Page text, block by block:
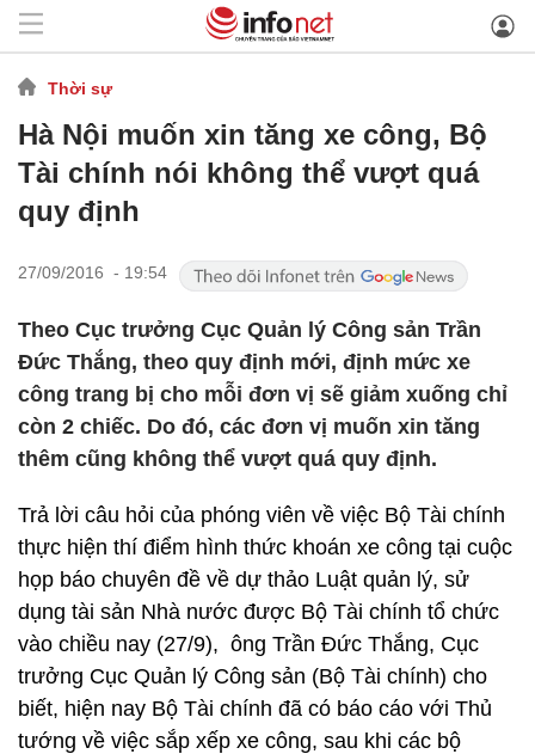
Thời sự
Hà Nội muốn xin tăng xe công, Bộ
Tài chính nói không thể vượt quá
quy định
27/09/2016 - 19:54
Theo Cục trưởng Cục Quản lý Công sản Trần
Đức Thắng, theo quy định mới, định mức xe
công trang bị cho mỗi đơn vị sẽ giảm xuống chỉ
còn 2 chiếc. Do đó, các đơn vị muốn xin tăng
thêm cũng không thể vượt quá quy định.
Trả lời câu hỏi của phóng viên về việc Bộ Tài chính
thực hiện thí điểm hình thức khoán xe công tại cuộc
họp báo chuyên đề về dự thảo Luật quản lý, sử
dụng tài sản Nhà nước được Bộ Tài chính tổ chức
vào chiều nay (27/9), ông Trần Đức Thắng, Cục
trưởng Cục Quản lý Công sản (Bộ Tài chính) cho
biết, hiện nay Bộ Tài chính đã có báo cáo với Thủ
tướng về việc sắp xếp xe công, sau khi các bộ